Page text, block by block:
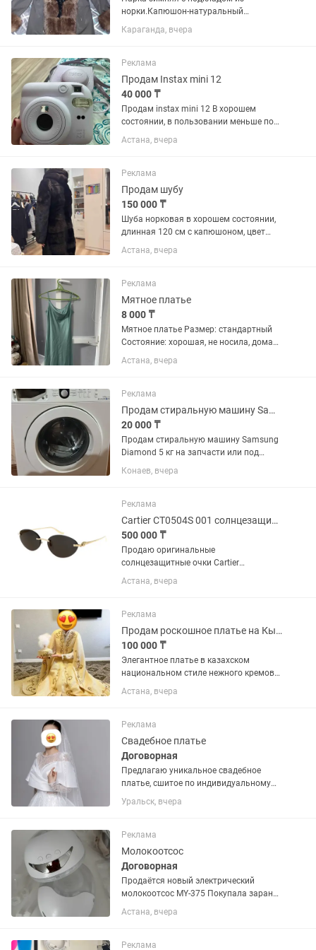
норки.Капюшон-натуральный
мех.Покупала за 180.Размер 46-
48.Можно отстегнуть подклад и носить
Возможен торг!!!
Караганда, вчера
Реклама
Продам Instax mini 12
40 000 ₸
Продам instax mini 12 В хорошем
состоянии, в пользовании меньше пол
года. Жаль что лежит без дела.
Продам тем кому это интересно будет
молодежи...
Астана, вчера
Реклама
Продам шубу
150 000 ₸
Шуба норковая в хорошем состоянии,
длинная 120 см с капюшоном, цвет
темно коричневый нет потертостей,
носила аккуратно. Варианты возможно
Астана, вчера
Реклама
Мятное платье
8 000 ₸
Мятное платье Размер: стандартный
Состояние: хорошая, не носила, дома
просто так лежат. Нежный мятный
цвет, атласная ткань, красиво
Астана, вчера
Реклама
Продам стиральную машину Samsung Diamond на запчасти
20 000 ₸
Продам стиральную машину Samsung
Diamond 5 кг на запчасти или под
восстановление. Барабан с
трещинами. Внешнее состояние
целые. Продаётся целиком, не
разбиралась....
Конаев, вчера
Реклама
Cartier CT0504S 001 солнцезащитные очки
500 000 ₸
Продаю оригинальные
солнцезащитные очки Cartier
Характеристики: • Бренд: Cartier •
Модель: CT0504S 001 • Пол: Женские •
58□16-135 • Категория линз: Category
3...
Астана, вчера
Реклама
Продам роскошное платье на Кыз узату
100 000 ₸
Элегантное платье в казахском
национальном стиле нежного кремово-
золотого цвета. Украшено красивой
вышивкой и декоративными
пояс . 🌸 Надевалось один раз,...
Астана, вчера
Реклама
Свадебное платье
Договорная
Предлагаю уникальное свадебное
платье, сшитое по индивидуальному
эскизу — второго такого нет.
Идеальное состояние, надевалось
свадьбу. Платье было сшито в салоне
Aiya...
Уральск, вчера
Реклама
Молокоотсос
Договорная
Продаётся новый электрический
молокоотсос MY-375 Покупала заранее
до родов, но, к сожалению, молоко не
пришло, поэтому малыш с рождения
использовался, состояние...
Астана, вчера
Реклама